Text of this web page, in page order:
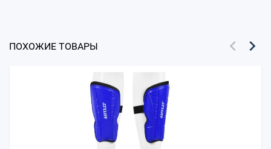
ПОХОЖИЕ ТОВАРЫ